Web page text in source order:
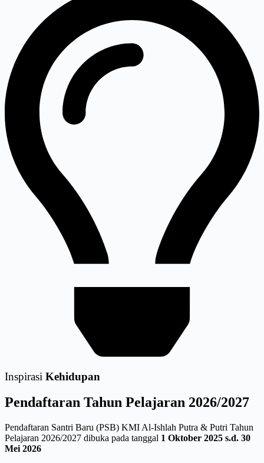
Inspirasi Kehidupan
Pendaftaran Tahun Pelajaran 2026/2027
Pendaftaran Santri Baru (PSB) KMI Al-Ishlah Putra & Putri Tahun
Pelajaran 2026/2027 dibuka pada tanggal 1 Oktober 2025 s.d. 30
Mei 2026